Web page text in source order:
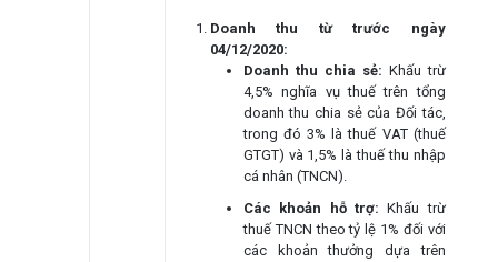
Doanh thu từ trước ngày
04/12/2020:
Doanh thu chia sẻ: Khấu trừ
4,5% nghĩa vụ thuế trên tổng
doanh thu chia sẻ của Đối tác,
trong đó 3% là thuế VAT (thuế
GTGT) và 1,5% là thuế thu nhập
cá nhân (TNCN).
Các khoản hỗ trợ: Khấu trừ
thuế TNCN theo tỷ lệ 1% đối với
các khoản thưởng dựa trên